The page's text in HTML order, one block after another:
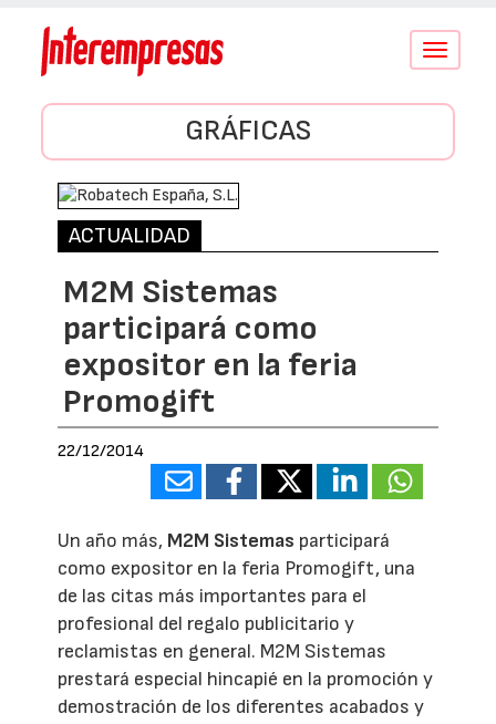
Conmutar
GRÁFICAS
ACTUALIDAD
M2M Sistemas
participará como
expositor en la feria
Promogift
22/12/2014
Un año más, M2M Sistemas participará
como expositor en la feria Promogift, una
de las citas más importantes para el
profesional del regalo publicitario y
reclamistas en general. M2M Sistemas
prestará especial hincapié en la promoción y
demostración de los diferentes acabados y